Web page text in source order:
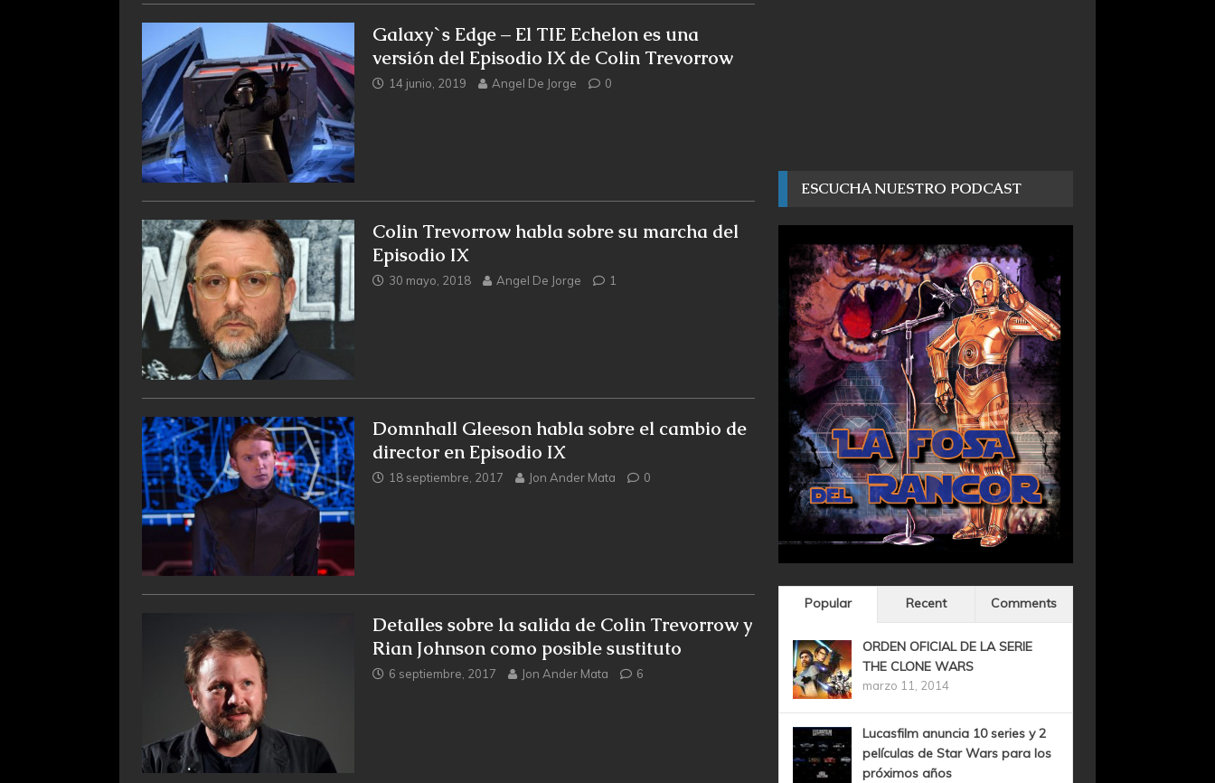
Galaxy`s Edge – El TIE Echelon es una
versión del Episodio IX de Colin Trevorrow
14 junio, 2019 Angel De Jorge 0
Colin Trevorrow habla sobre su marcha del
Episodio IX
30 mayo, 2018 Angel De Jorge 1
Domnhall Gleeson habla sobre el cambio de
director en Episodio IX
18 septiembre, 2017 Jon Ander Mata 0
Detalles sobre la salida de Colin Trevorrow y
Rian Johnson como posible sustituto
6 septiembre, 2017 Jon Ander Mata 6
ESCUCHA NUESTRO PODCAST
Popular Recent Comments
ORDEN OFICIAL DE LA SERIE
THE CLONE WARS
marzo 11, 2014
Lucasfilm anuncia 10 series y 2
películas de Star Wars para los
próximos años